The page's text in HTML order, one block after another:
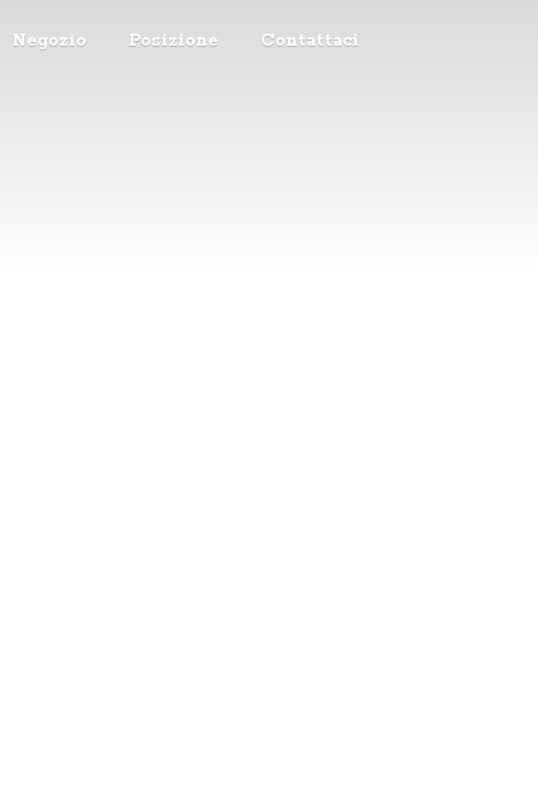
Negozio Posizione Contattaci